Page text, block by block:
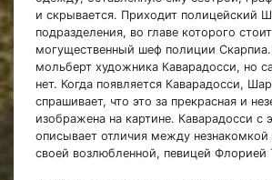
и скрывается. Приходит полицейский
подразделения, во главе которого стоит
могущественный шеф полиции
мольберт художника Каварадосси, но
нет. Когда появляется Каварадосси,
спрашивает, что это за прекрасная и
изображена на картине. Каварадосси с
описывает отличия между незнакомкой
своей возлюбленной, певицей Флорией